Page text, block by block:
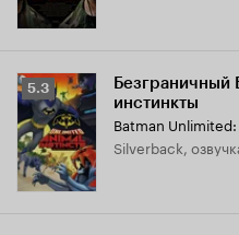
Рейтинг
Кинопоиска
5.3
5.3
инстинкты
Batman
Silverback,